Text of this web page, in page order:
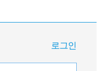
로그인